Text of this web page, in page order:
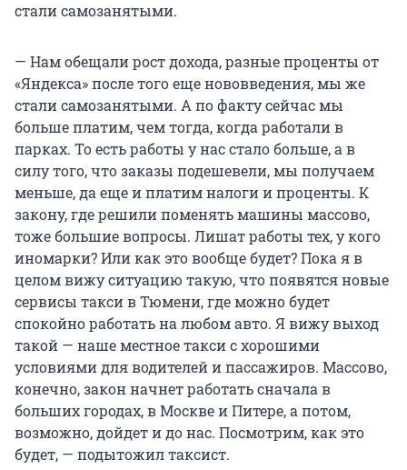
стали самозанятыми.
— Нам обещали рост дохода, разные проценты от
«Яндекса» после того еще нововведения, мы же
стали самозанятыми. А по факту сейчас мы
больше платим, чем тогда, когда работали в
парках. То есть работы у нас стало больше, а в
силу того, что заказы подешевели, мы получаем
меньше, да еще и платим налоги и проценты. К
закону, где решили поменять машины массово,
тоже большие вопросы. Лишат работы тех, у кого
иномарки? Или как это вообще будет? Пока я в
целом вижу ситуацию такую, что появятся новые
сервисы такси в Тюмени, где можно будет
спокойно работать на любом авто. Я вижу выход
такой — наше местное такси с хорошими
условиями для водителей и пассажиров. Массово,
конечно, закон начнет работать сначала в
больших городах, в Москве и Питере, а потом,
возможно, дойдет и до нас. Посмотрим, как это
будет, — подытожил таксист.